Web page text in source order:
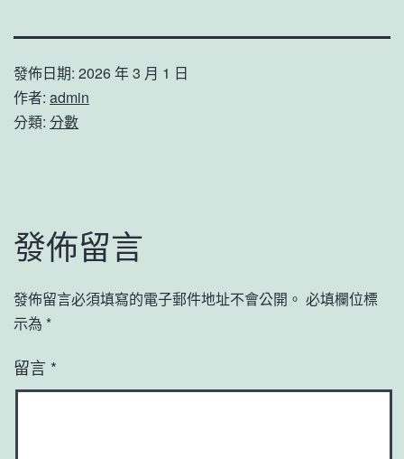
發佈日期: 2026 年 3 月 1 日
作者: admin
分類: 分數
發佈留言
發佈留言必須填寫的電子郵件地址不會公開。 必填欄位標
示為 *
留言 *